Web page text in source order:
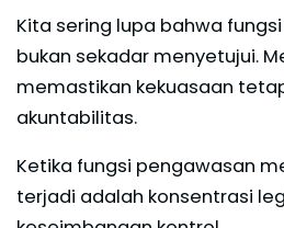
Kita sering lupa bahwa
bukan sekadar menyetujui.
memastikan kekuasaan
akuntabilitas.
Ketika fungsi pengawasan
terjadi adalah konsentrasi